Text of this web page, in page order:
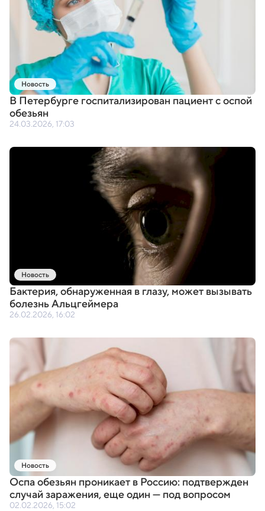
Новость
В Петербурге госпитализирован пациент с оспой
обезьян
24.03.2026, 17:03
Новость
Бактерия,обнаруженная в глазу,может вызывать
болезнь Альцгеймера
26.02.2026, 16:02
Новость
Оспа обезьян проникает в Россию: подтвержден
случай заражения,еще один — под вопросом
02.02.2026, 15:02